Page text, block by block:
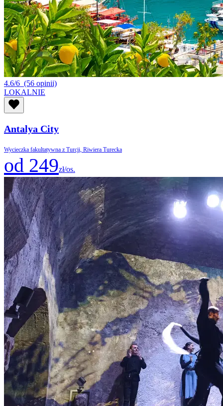
4.6/6 (56 opinii)
LOKALNIE
Antalya City
Wycieczka fakultatywna z Turcji, Riwiera Turecka
od 249zł/os.